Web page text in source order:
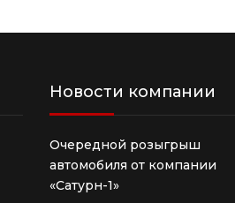
Новости компании
Очередной розыгрыш
автомобиля от компании
«Сатурн-1»